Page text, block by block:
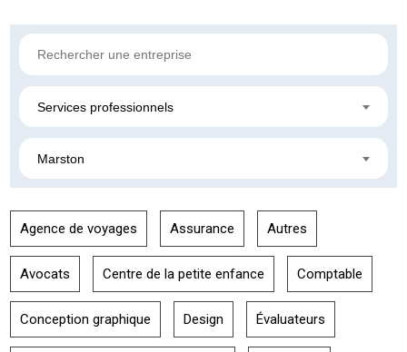
Services professionnels
Marston
Agence de voyages Assurance Autres
Avocats Centre de la petite enfance Comptable
Conception graphique Design Évaluateurs